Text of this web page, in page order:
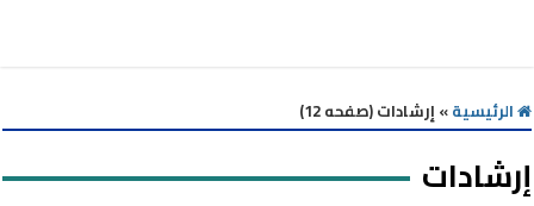
الرئيسية» إرشادات (صفحه 12)
إرشادات